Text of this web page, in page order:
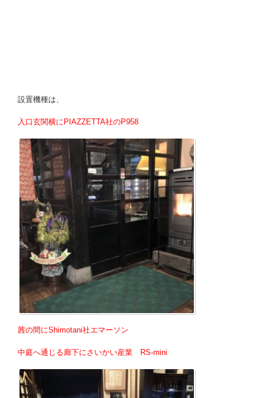
設置機種は、
入口玄関横にPIAZZETTA社のP958
茜の間にShimotani社エマーソン
中庭へ通じる廊下にさいかい産業 RS-mini